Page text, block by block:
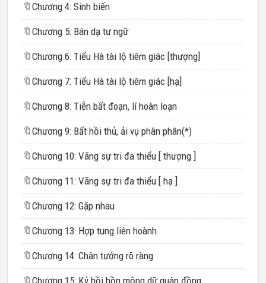
🔖 Chương 4: Sinh biến
🔖 Chương 5: Bán dạ tư ngữ
🔖 Chương 6: Tiểu Hà tài lộ tiêm giác [thượng]
🔖 Chương 7: Tiểu Hà tài lộ tiêm giác [hạ]
🔖 Chương 8: Tiễn bất đoạn, lí hoàn loạn
🔖 Chương 9: Bất hồi thủ, ải vụ phân phân(*)
🔖 Chương 10: Vãng sự tri đa thiểu [ thượng ]
🔖 Chương 11: Vãng sự tri đa thiểu [ hạ ]
🔖 Chương 12: Gặp nhau
🔖 Chương 13: Hợp tung liên hoành
🔖 Chương 14: Chân tướng rõ ràng
🔖 Chương 15: Kỷ hồi hồn mộng dữ quân đồng